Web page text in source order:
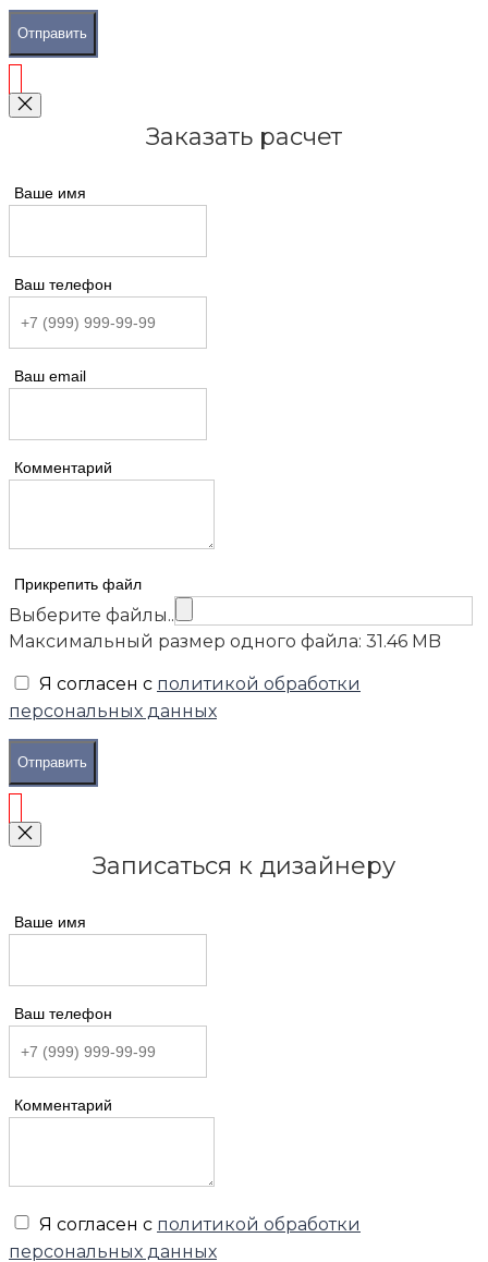
Отправить
Заказать расчет
Ваше имя
Ваш телефон
Ваш email
Комментарий
Прикрепить файл
Выберите файлы..
Максимальный размер одного файла: 31.46 MB
Я согласен с политикой обработки
персональных данных
Отправить
Записаться к дизайнеру
Ваше имя
Ваш телефон
Комментарий
Я согласен с политикой обработки
персональных данных